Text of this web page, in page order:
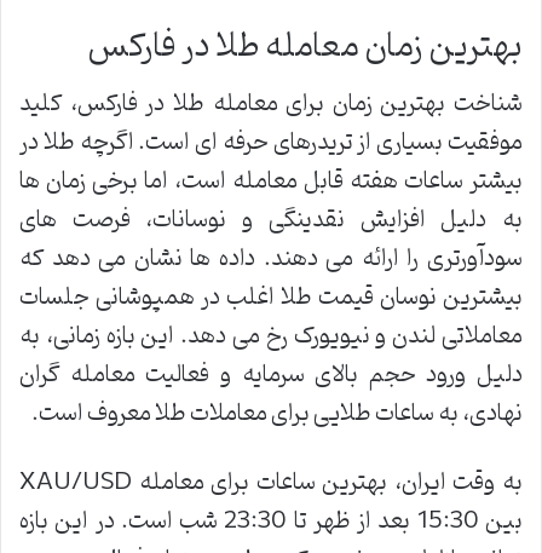
بهترین زمان معامله طلا در فارکس
شناخت بهترین زمان برای معامله طلا در فارکس، کلید
موفقیت بسیاری از تریدرهای حرفه ای است. اگرچه طلا در
بیشتر ساعات هفته قابل معامله است، اما برخی زمان ها
به دلیل افزایش نقدینگی و نوسانات، فرصت های
سودآورتری را ارائه می دهند. داده ها نشان می دهد که
بیشترین نوسان قیمت طلا اغلب در همپوشانی جلسات
معاملاتی لندن و نیویورک رخ می دهد. این بازه زمانی، به
دلیل ورود حجم بالای سرمایه و فعالیت معامله گران
نهادی، به ساعات طلایی برای معاملات طلا معروف است.
به وقت ایران، بهترین ساعات برای معامله XAU/USD
بین 15:30 بعد از ظهر تا 23:30 شب است. در این بازه